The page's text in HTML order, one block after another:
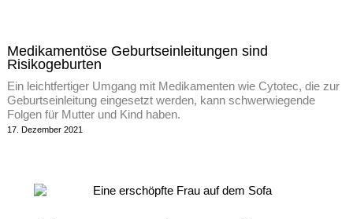
Medikamentöse Geburtseinleitungen sind
Risikogeburten
Ein leichtfertiger Umgang mit Medikamenten wie Cytotec, die zur
Geburtseinleitung eingesetzt werden, kann schwerwiegende
Folgen für Mutter und Kind haben.
17. Dezember 2021